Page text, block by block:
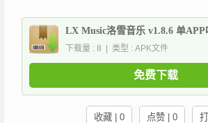
LX Music洛雪音乐 v1.8.6 单
下载量 : 8 | 类型 : APK文件
免费下载
收藏 | 0 点赞 | 0